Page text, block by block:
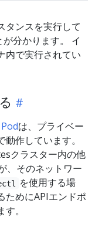
タンスを実行して
分かります。 イ
内で実行されてい
Podは、プライベー
作しています。
クラスター内の他
、そのネットワー
を使用する場
ためにAPIエンドポ
。